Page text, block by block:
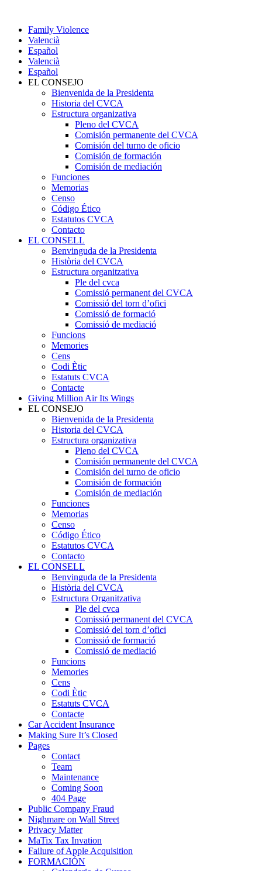
Family Violence
Valencià
Español
Valencià
Español
EL CONSEJO
Bienvenida de la Presidenta
Historia del CVCA
Estructura organizativa
Pleno del CVCA
Comisión permanente del CVCA
Comisión del turno de oficio
Comisión de formación
Comisión de mediación
Funciones
Memorias
Censo
Código Ético
Estatutos CVCA
Contacto
EL CONSELL
Benvinguda de la Presidenta
Història del CVCA
Estructura organitzativa
Ple del cvca
Comissió permanent del CVCA
Comissió del torn d’ofici
Comissió de formació
Comissió de mediació
Funcions
Memories
Cens
Codi Ètic
Estatuts CVCA
Contacte
Giving Million Air Its Wings
EL CONSEJO
Bienvenida de la Presidenta
Historia del CVCA
Estructura organizativa
Pleno del CVCA
Comisión permanente del CVCA
Comisión del turno de oficio
Comisión de formación
Comisión de mediación
Funciones
Memorias
Censo
Código Ético
Estatutos CVCA
Contacto
EL CONSELL
Benvinguda de la Presidenta
Història del CVCA
Estructura Organitzativa
Ple del cvca
Comissió permanent del CVCA
Comissió del torn d’ofici
Comissió de formació
Comissió de mediació
Funcions
Memories
Cens
Codi Ètic
Estatuts CVCA
Contacte
Car Accident Insurance
Making Sure It’s Closed
Pages
Contact
Team
Maintenance
Coming Soon
404 Page
Public Company Fraud
Nighmare on Wall Street
Privacy Matter
MaTix Tax Invation
Failure of Apple Acquisition
FORMACIÓN